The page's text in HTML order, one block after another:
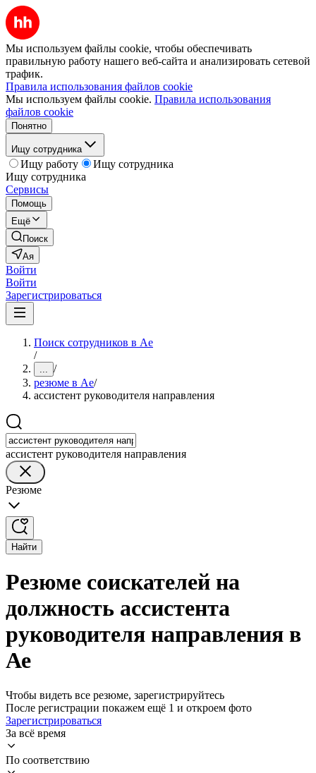
Мы используем файлы cookie, чтобы обеспечивать
правильную работу нашего веб-сайта и анализировать сетевой
трафик.
Правила использования файлов cookie
Мы используем файлы cookie. Правила использования
файлов cookie
Понятно
Ищу сотрудника
Ищу работу
Ищу сотрудника
Ищу сотрудника
Сервисы
Помощь
Ещё
Поиск
Ая
Войти
Войти
Зарегистрироваться
Поиск сотрудников в Ае
/
... /
резюме в Ае/
ассистент руководителя направления
ассистент руководителя направления
Резюме
Найти
Резюме соискателей на
должность ассистента
руководителя направления в
Ае
Чтобы видеть все резюме, зарегистрируйтесь
После регистрации покажем ещё 1 и откроем фото
Зарегистрироваться
За всё время
По соответствию